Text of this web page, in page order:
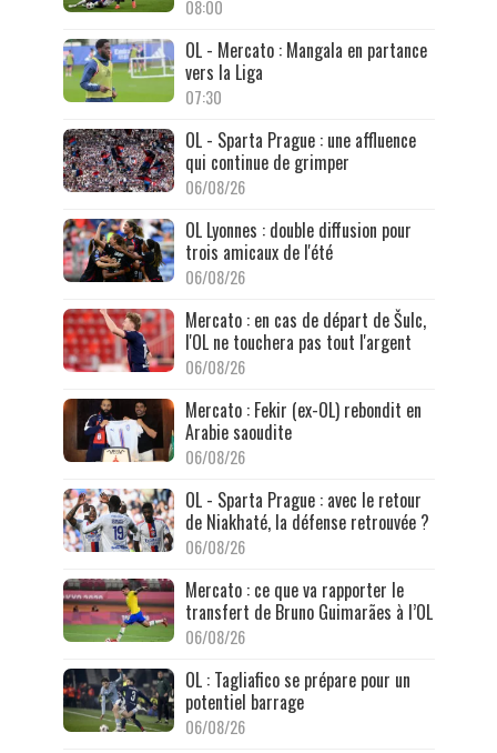
08:00
OL - Mercato : Mangala en partance
vers la Liga
07:30
OL - Sparta Prague : une affluence
qui continue de grimper
06/08/26
OL Lyonnes : double diffusion pour
trois amicaux de l'été
06/08/26
Mercato : en cas de départ de Šulc,
l'OL ne touchera pas tout l'argent
06/08/26
Mercato : Fekir (ex-OL) rebondit en
Arabie saoudite
06/08/26
OL - Sparta Prague : avec le retour
de Niakhaté, la défense retrouvée ?
06/08/26
Mercato : ce que va rapporter le
transfert de Bruno Guimarães à l’OL
06/08/26
OL : Tagliafico se prépare pour un
potentiel barrage
06/08/26